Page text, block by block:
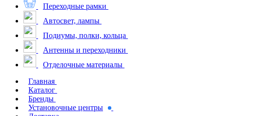
Переходные рамки
Автосвет, лампы
Подиумы, полки, кольца
Антенны и переходники
Отделочные материалы
Главная
Каталог
Бренды
Установочные центры